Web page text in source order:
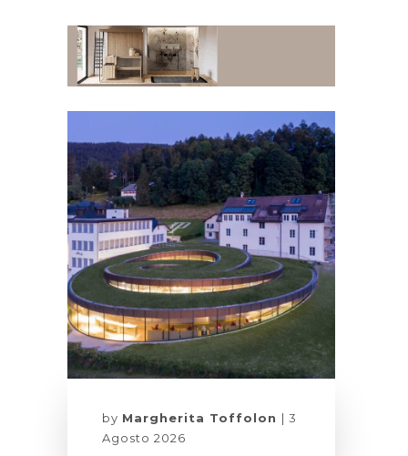
by Margherita Toffolon
3
Agosto 2026